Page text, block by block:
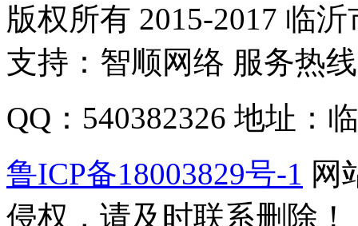
版权所有 2015-2017 临
支持：智顺网络 服务热
QQ：540382326 地址：
鲁ICP备18003829号-1 网
侵权，请及时联系删除！